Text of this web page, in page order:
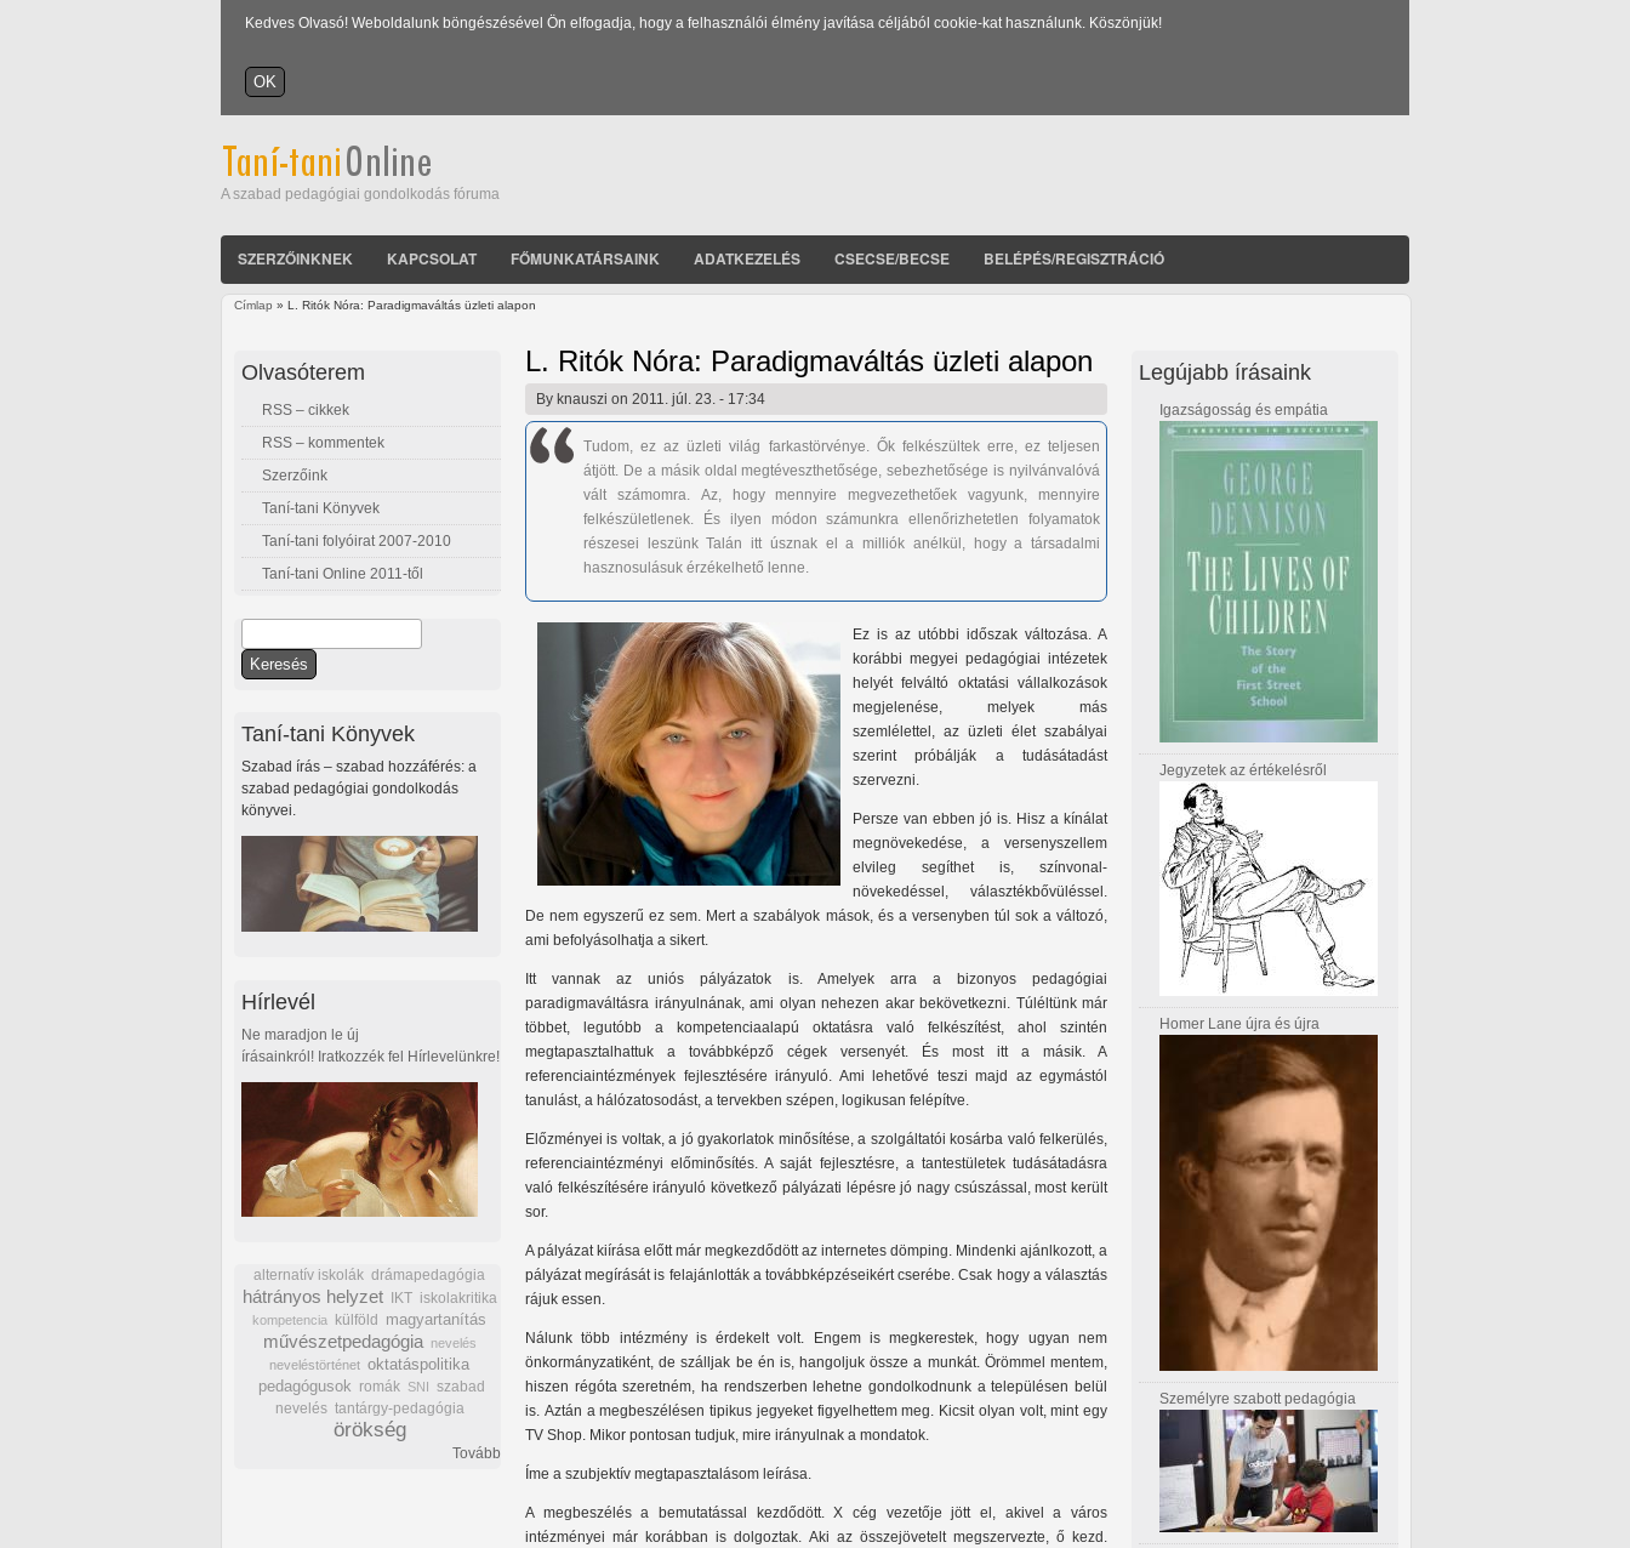
Kedves Olvasó! Weboldalunk böngészésével Ön elfogadja, hogy a felhasználói élmény javítása céljából cookie-kat használunk. Köszönjük!
A szabad pedagógiai gondolkodás fóruma
SZERZŐINKNEK KAPCSOLAT FŐMUNKATÁRSAINK ADATKEZELÉS CSECSE/BECSE BELÉPÉS/REGISZTRÁCIÓ
Címlap » L. Ritók Nóra: Paradigmaváltás üzleti alapon
L. Ritók Nóra: Paradigmaváltás üzleti alapon
By knauszi on 2011. júl. 23. - 17:34
Tudom, ez az üzleti világ farkastörvénye. Ők felkészültek erre, ez teljesen
átjött. De a másik oldal megtéveszthetősége, sebezhetősége is nyilvánvalóvá
vált számomra. Az, hogy mennyire megvezethetőek vagyunk, mennyire
felkészületlenek. És ilyen módon számunkra ellenőrizhetetlen folyamatok
részesei leszünk Talán itt úsznak el a milliók anélkül, hogy a társadalmi
hasznosulásuk érzékelhető lenne.
Ez is az utóbbi időszak változása. A
korábbi megyei pedagógiai intézetek
helyét felváltó oktatási vállalkozások
megjelenése, melyek más
szemlélettel, az üzleti élet szabályai
szerint próbálják a tudásátadást
szervezni.
Persze van ebben jó is. Hisz a kínálat
megnövekedése, a versenyszellem
elvileg segíthet is, színvonal-
növekedéssel, választékbővüléssel.
De nem egyszerű ez sem. Mert a szabályok mások, és a versenyben túl sok a változó,
ami befolyásolhatja a sikert.
Itt vannak az uniós pályázatok is. Amelyek arra a bizonyos pedagógiai
paradigmaváltásra irányulnának, ami olyan nehezen akar bekövetkezni. Túléltünk már
többet, legutóbb a kompetenciaalapú oktatásra való felkészítést, ahol szintén
megtapasztalhattuk a továbbképző cégek versenyét. És most itt a másik. A
referenciaintézmények fejlesztésére irányuló. Ami lehetővé teszi majd az egymástól
tanulást, a hálózatosodást, a tervekben szépen, logikusan felépítve.
Előzményei is voltak, a jó gyakorlatok minősítése, a szolgáltatói kosárba való felkerülés,
referenciaintézményi előminősítés. A saját fejlesztésre, a tantestületek tudásátadásra
való felkészítésére irányuló következő pályázati lépésre jó nagy csúszással, most került
sor.
A pályázat kiírása előtt már megkezdődött az internetes dömping. Mindenki ajánlkozott, a
pályázat megírását is felajánlották a továbbképzéseikért cserébe. Csak hogy a választás
rájuk essen.
Nálunk több intézmény is érdekelt volt. Engem is megkerestek, hogy ugyan nem
önkormányzatiként, de szálljak be én is, hangoljuk össze a munkát. Örömmel mentem,
hiszen régóta szeretném, ha rendszerben lehetne gondolkodnunk a településen belül
is. Aztán a megbeszélésen tipikus jegyeket figyelhettem meg. Kicsit olyan volt, mint egy
TV Shop. Mikor pontosan tudjuk, mire irányulnak a mondatok.
Íme a szubjektív megtapasztalásom leírása.
A megbeszélés a bemutatással kezdődött. X cég vezetője jött el, akivel a város
intézményei már korábban is dolgoztak. Aki az összejövetelt megszervezte, ő kezd.
Olvasóterem
RSS – cikkek
RSS – kommentek
Szerzőink
Taní-tani Könyvek
Taní-tani folyóirat 2007-2010
Taní-tani Online 2011-től
Keresés űrlap
Taní-tani Könyvek
Szabad írás – szabad hozzáférés: a
szabad pedagógiai gondolkodás
könyvei.
Hírlevél
Ne maradjon le új
írásainkról! Iratkozzék fel Hírlevelünkre!
alternatív iskolák drámapedagógia
hátrányos helyzet IKT iskolakritika
kompetencia külföld magyartanítás
művészetpedagógia
nevelés
neveléstörténet oktatáspolitika
pedagógusok romák SNI szabad
nevelés tantárgy-pedagógia
örökség
Tovább
Legújabb írásaink
Igazságosság és empátia
Jegyzetek az értékelésről
Homer Lane újra és újra
Személyre szabott pedagógia